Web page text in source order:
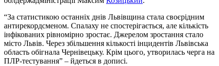
“За статистикою останніх днів Львівщина стала своєрідним
антирекордсменом. Спалаху не спостерігається, але кількість
інфікованих рівномірно зростає. Джерелом зростання стало
місто Львів. Через збільшення кількості інцидентів Львівська
область обігнала Чернівецьку. Крім цього, утворилась черга на
ПЛР-тестування” – йдеться в дописі.